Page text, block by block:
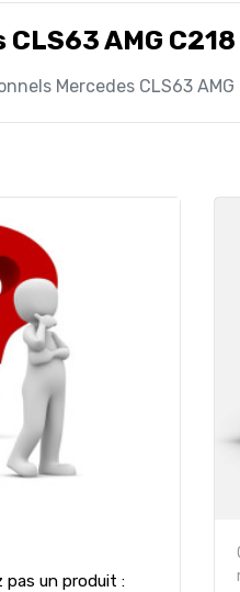
CLS63 AMG
Mercedes CLS63 AMG
pas un produit :